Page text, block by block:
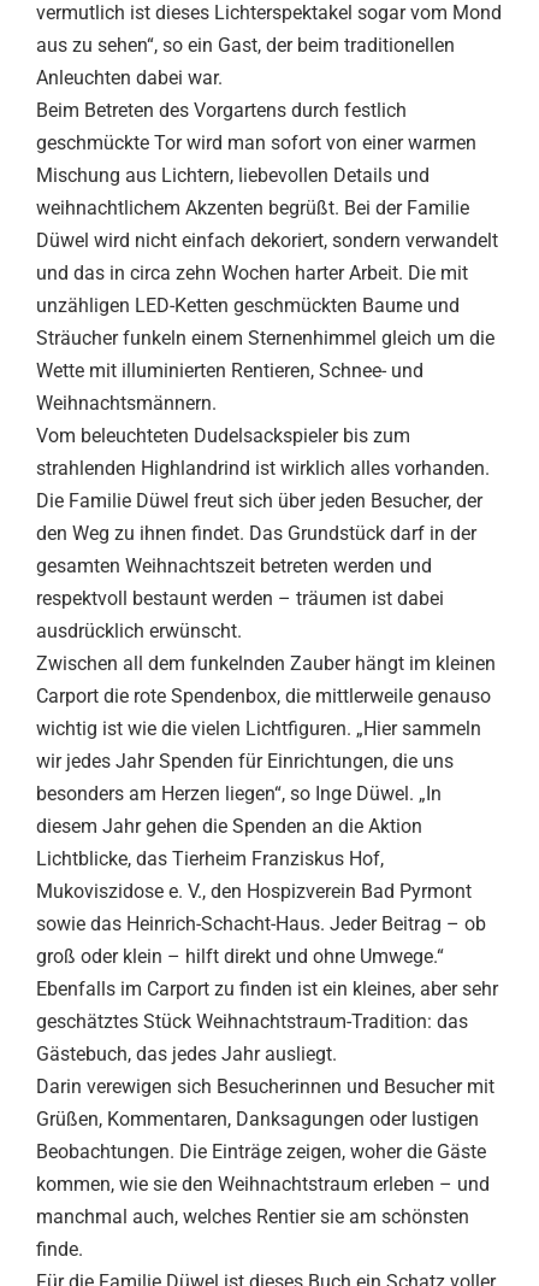
vermutlich ist dieses Lichterspektakel sogar vom Mond
aus zu sehen“, so ein Gast, der beim traditionellen
Anleuchten dabei war.
Beim Betreten des Vorgartens durch festlich
geschmückte Tor wird man sofort von einer warmen
Mischung aus Lichtern, liebevollen Details und
weihnachtlichem Akzenten begrüßt. Bei der Familie
Düwel wird nicht einfach dekoriert, sondern verwandelt
und das in circa zehn Wochen harter Arbeit. Die mit
unzähligen LED-Ketten geschmückten Baume und
Sträucher funkeln einem Sternenhimmel gleich um die
Wette mit illuminierten Rentieren, Schnee- und
Weihnachtsmännern.
Vom beleuchteten Dudelsackspieler bis zum
strahlenden Highlandrind ist wirklich alles vorhanden.
Die Familie Düwel freut sich über jeden Besucher, der
den Weg zu ihnen findet. Das Grundstück darf in der
gesamten Weihnachtszeit betreten werden und
respektvoll bestaunt werden – träumen ist dabei
ausdrücklich erwünscht.
Zwischen all dem funkelnden Zauber hängt im kleinen
Carport die rote Spendenbox, die mittlerweile genauso
wichtig ist wie die vielen Lichtfiguren. „Hier sammeln
wir jedes Jahr Spenden für Einrichtungen, die uns
besonders am Herzen liegen“, so Inge Düwel. „In
diesem Jahr gehen die Spenden an die Aktion
Lichtblicke, das Tierheim Franziskus Hof,
Mukoviszidose e. V., den Hospizverein Bad Pyrmont
sowie das Heinrich-Schacht-Haus. Jeder Beitrag – ob
groß oder klein – hilft direkt und ohne Umwege.“
Ebenfalls im Carport zu finden ist ein kleines, aber sehr
geschätztes Stück Weihnachtstraum-Tradition: das
Gästebuch, das jedes Jahr ausliegt.
Darin verewigen sich Besucherinnen und Besucher mit
Grüßen, Kommentaren, Danksagungen oder lustigen
Beobachtungen. Die Einträge zeigen, woher die Gäste
kommen, wie sie den Weihnachtstraum erleben – und
manchmal auch, welches Rentier sie am schönsten
finde.